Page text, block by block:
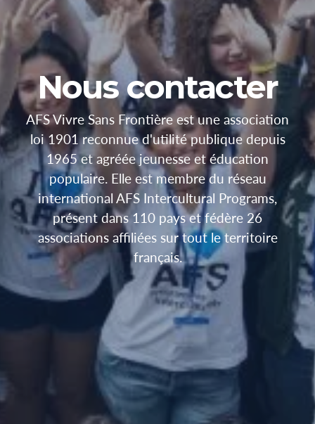
Nous contacter
AFS Vivre Sans Frontière est une association
loi 1901 reconnue d'utilité publique depuis
1965 et agréée jeunesse et éducation
populaire. Elle est membre du réseau
international AFS Intercultural Programs,
présent dans 110 pays et fédère 26
associations affiliées sur tout le territoire
français.